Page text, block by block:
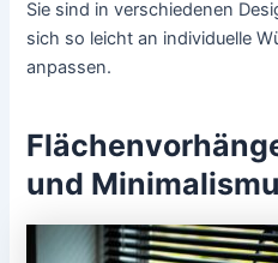
Sie sind in verschiedenen
sich so leicht an individuelle
anpassen.
und